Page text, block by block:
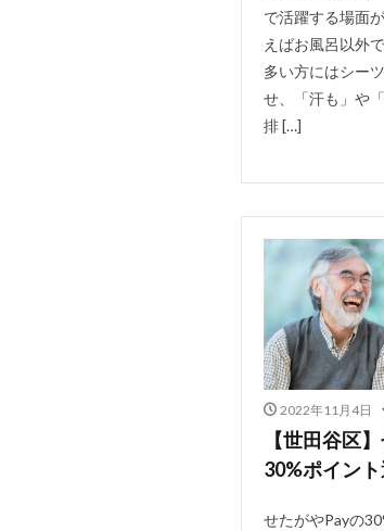
で活躍する場面
えばお風呂以外
多い方にはシー
せ、「汗も」や
排 […]
2022年11月4日
【世田谷区
30%ポイン
せたがやPayの